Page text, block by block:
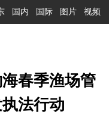
国内 国际 图片 视频
春季渔场管
法行动